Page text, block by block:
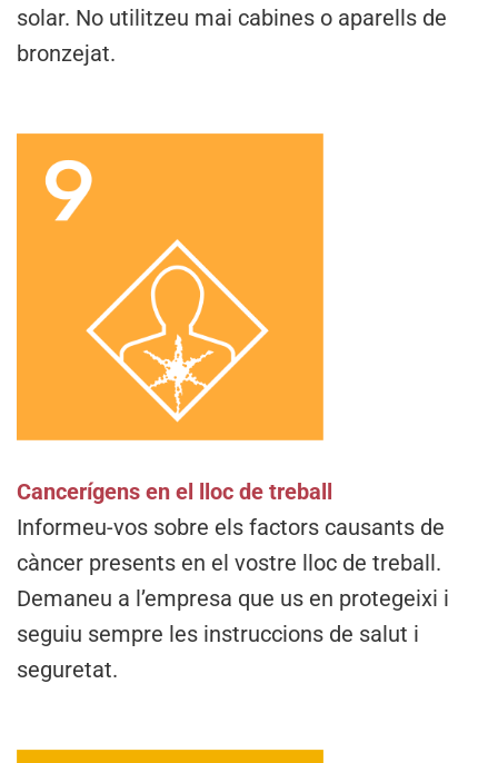
solar. No utilitzeu mai cabines o aparells de
bronzejat.
Cancerígens en el lloc de treball
Informeu-vos sobre els factors causants de
càncer presents en el vostre lloc de treball.
Demaneu a l’empresa que us en protegeixi i
seguiu sempre les instruccions de salut i
seguretat.